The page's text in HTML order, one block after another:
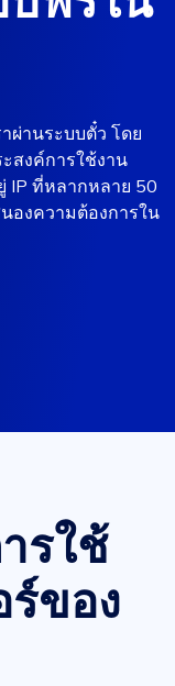
ผ่านระบบตั๋ว โดย
สงค์การใช้งาน
IP ที่หลากหลาย 50
องความต้องการใน
รใช้
ร์ของ